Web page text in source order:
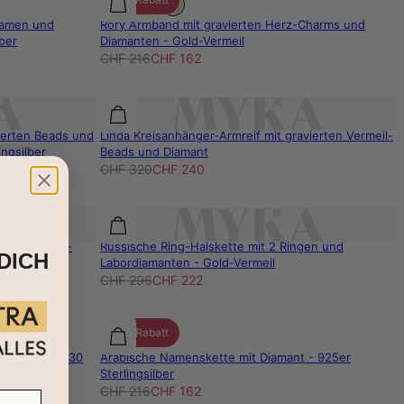
und
Rory Armband mit gravierten Herz-Charms und
Diamanten - Gold-Vermeil
CHF 216CHF 162
Beads und Linda Kreisanhänger-Armreif mit gravierten Vermeil-
Beads und Diamant
CHF 320CHF 240
Bead -
Russische Ring-Halskette mit 2 Ringen und
Labordiamanten - Gold-Vermeil
CHF 296CHF 222
und 0,30
25% Rabatt
Arabische Namenskette mit Diamant - 925er
Sterlingsilber
CHF 216CHF 162